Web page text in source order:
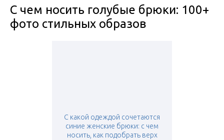
С чем носить голубые брюки: 100+
фото стильных образов
С какой одеждой сочетаются
синие женские брюки: с чем
носить, как подобрать верх